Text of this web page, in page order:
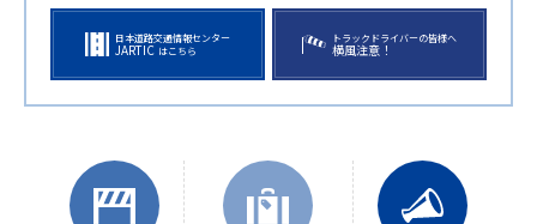
日本道路交通情報センター
JARTIC はこちら
トラックドライバーの皆様へ
横風注意！